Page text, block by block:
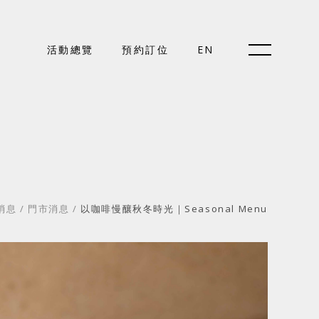
活動總覽 預約訂位 EN
預約訂位 EN
關於好樣
最新消息
息 / 門市消息 / 以咖啡慢釀秋冬時光｜Seasonal Menu